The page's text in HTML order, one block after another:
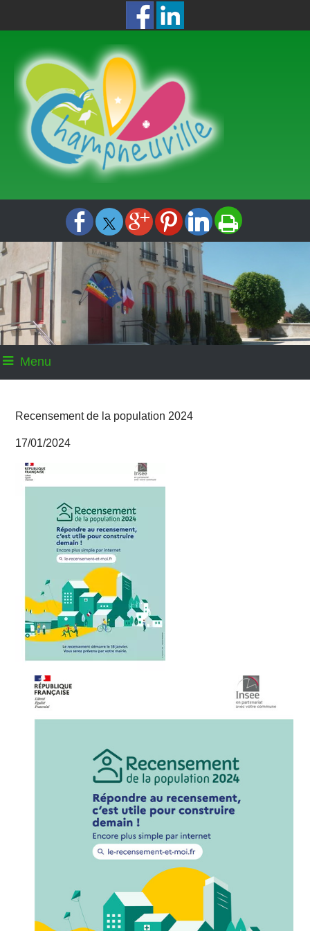
Menu
Recensement de la population 2024
17/01/2024